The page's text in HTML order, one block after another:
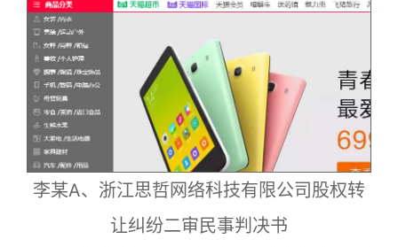
李某A、浙江思哲网络科技有限公司股权转
让纠纷二审民事判决书